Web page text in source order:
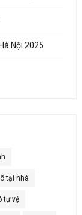
Nội 2025
tại nhà
tự vệ